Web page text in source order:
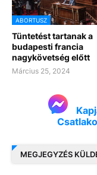
ABORTUSZ
Tüntetést tartanak a
budapesti francia
nagykövetség előtt
Március 25, 2024
MEGJEGYZÉS